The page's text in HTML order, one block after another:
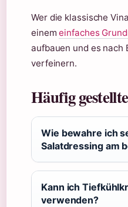
Wer die klassische
einemeinfaches
aufbauen und es nach
verfeinern.
Häufig
Wie bewahre ich
Salatdressing am
Kann ich
verwenden?